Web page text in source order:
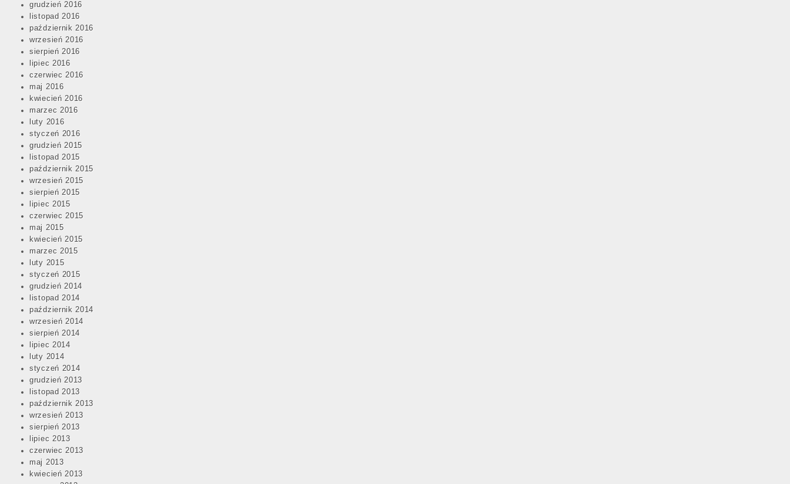
grudzień 2016
listopad 2016
październik 2016
wrzesień 2016
sierpień 2016
lipiec 2016
czerwiec 2016
maj 2016
kwiecień 2016
marzec 2016
luty 2016
styczeń 2016
grudzień 2015
listopad 2015
październik 2015
wrzesień 2015
sierpień 2015
lipiec 2015
czerwiec 2015
maj 2015
kwiecień 2015
marzec 2015
luty 2015
styczeń 2015
grudzień 2014
listopad 2014
październik 2014
wrzesień 2014
sierpień 2014
lipiec 2014
luty 2014
styczeń 2014
grudzień 2013
listopad 2013
październik 2013
wrzesień 2013
sierpień 2013
lipiec 2013
czerwiec 2013
maj 2013
kwiecień 2013